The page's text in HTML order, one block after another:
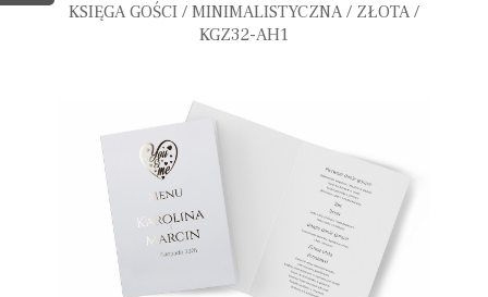
KSIĘGA GOŚCI / MINIMALISTYCZNA / ZŁOTA /
KGZ32-AH1